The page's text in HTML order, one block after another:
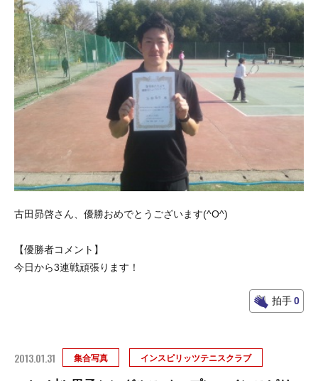
古田昴啓さん、優勝おめでとうございます(^O^)
【優勝者コメント】
今日から3連戦頑張ります！
拍手0
2013.01.31 集合写真 インスピリッツテニスクラブ